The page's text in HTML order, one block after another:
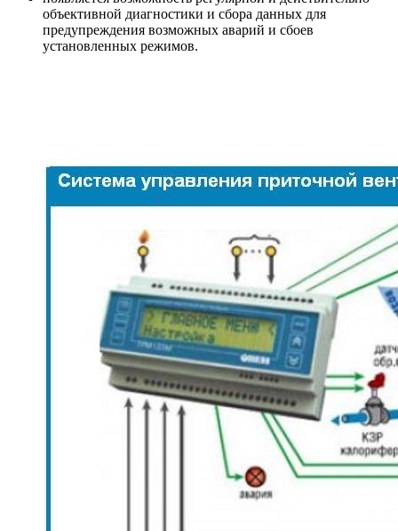
объективной диагностики и сбора данных для
предупреждения возможных аварий и сбоев
установленных режимов.